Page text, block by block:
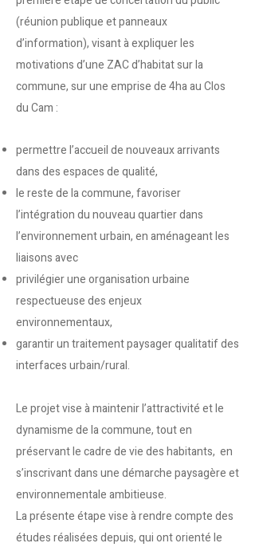
(réunion publique et panneaux
d’information), visant à expliquer les
motivations d’une ZAC d’habitat sur la
commune, sur une emprise de 4ha au Clos
du Cam :
permettre l’accueil de nouveaux arrivants
dans des espaces de qualité,
le reste de la commune, favoriser
l’intégration du nouveau quartier dans
l’environnement urbain, en aménageant les
liaisons avec
privilégier une organisation urbaine
respectueuse des enjeux
environnementaux,
garantir un traitement paysager qualitatif des
interfaces urbain/rural.
Le projet vise à maintenir l’attractivité et le
dynamisme de la commune, tout en
préservant le cadre de vie des habitants, en
s’inscrivant dans une démarche paysagère et
environnementale ambitieuse.
La présente étape vise à rendre compte des
études réalisées depuis, qui ont orienté le